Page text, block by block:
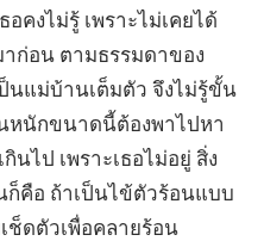
คงไม่รู้ เพราะไม่เคยได้
ก่อน ตามธรรมดาของ
นแม่บ้านเต็มตัว จึงไม่รู้ขั้น
หนักขนาดนี้ต้องพาไปหา
ไป เพราะเธอไม่อยู่ สิ่ง
คือ ถ้าเป็นไข้ตัวร้อนแบบ
ช็ดตัวเพื่อคลายร้อน